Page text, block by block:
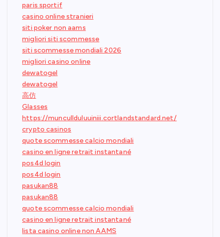
paris sportif
casino online stranieri
siti poker non aams
migliori siti scommesse
siti scommesse mondiali 2026
migliori casino online
dewatogel
dewatogel
高仿
Glasses
https://muncullduluuiniii.cortlandstandard.net/
crypto casinos
quote scommesse calcio mondiali
casino en ligne retrait instantané
pos4d login
pos4d login
pasukan88
pasukan88
quote scommesse calcio mondiali
casino en ligne retrait instantané
lista casino online non AAMS